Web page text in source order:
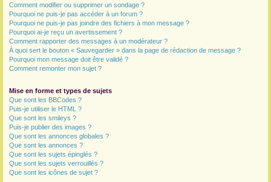
Comment modifier ou supprimer un sondage ?
Pourquoi ne puis-je pas accéder à un forum ?
Pourquoi ne puis-je pas joindre des fichiers à mon message ?
Pourquoi ai-je reçu un avertissement ?
Comment rapporter des messages à un modérateur ?
À quoi sert le bouton « Sauvegarder » dans la page de rédaction de message ?
Pourquoi mon message doit être validé ?
Comment remonter mon sujet ?
Mise en forme et types de sujets
Que sont les BBCodes ?
Puis-je utiliser le HTML ?
Que sont les smileys ?
Puis-je publier des images ?
Que sont les annonces globales ?
Que sont les annonces ?
Que sont les sujets épinglés ?
Que sont les sujets verrouillés ?
Que sont les icônes de sujet ?